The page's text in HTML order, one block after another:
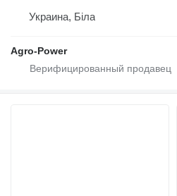
Украина, Біла
Agro-Power